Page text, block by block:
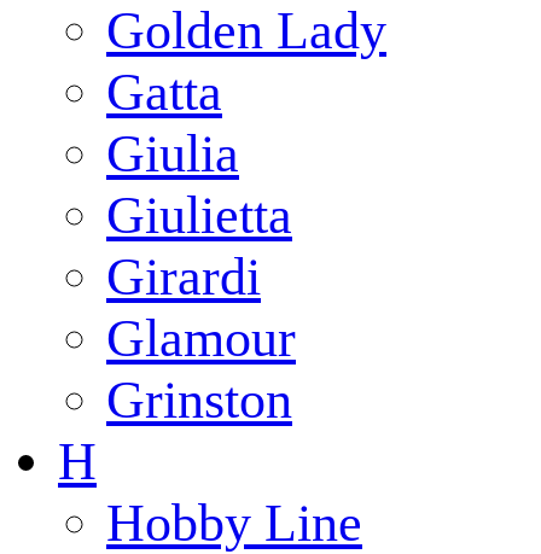
Golden Lady
Gatta
Giulia
Giulietta
Girardi
Glamour
Grinston
H
Hobby Line